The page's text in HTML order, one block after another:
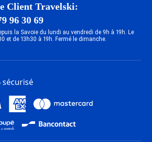
Client Travelski:
96 30 69
la Savoie du lundi au vendredi de 9h à 19h. Le
et de 13h30 à 19h. Fermé le dimanche.
sécurisé